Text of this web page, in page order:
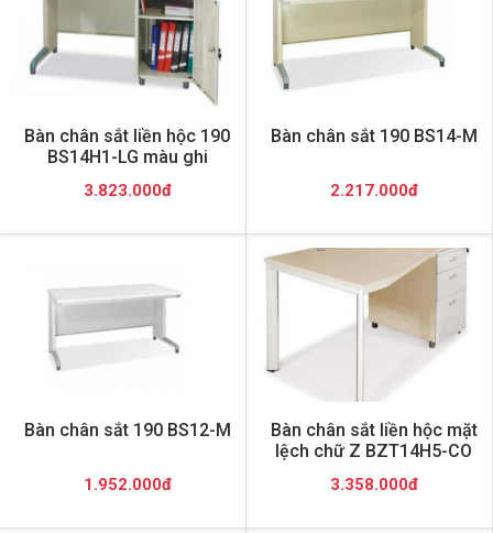
Bàn chân sắt liền hộc 190
BS14H1-LG màu ghi
3.823.000đ
Bàn chân sắt 190 BS14-M
2.217.000đ
Bàn chân sắt 190 BS12-M
1.952.000đ
Bàn chân sắt liền hộc mặt
lệch chữ Z BZT14H5-CO
3.358.000đ